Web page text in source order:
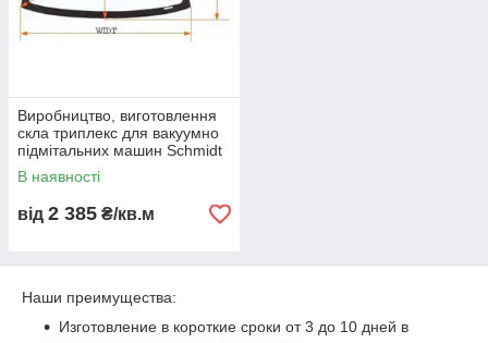
Виробництво, виготовлення
скла триплекс для вакуумно
підмітальних машин Schmidt
Swingo
В наявності
від 2 385 ₴/кв.м
Наши преимущества:
Изготовление в короткие сроки от 3 до 10 дней в